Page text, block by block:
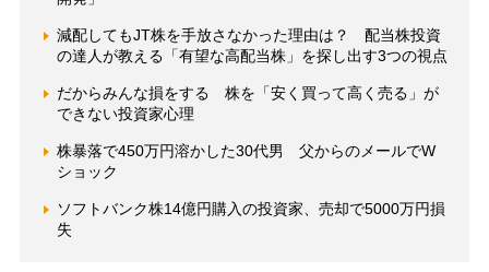
減配してもJT株を手放さなかった理由は？ 配当株投資
の達人が教える「有望な高配当株」を探し出す3つの視点
だからみんな損をする 株を「安く買って高く売る」が
できない投資家心理
株暴落で450万円溶かした30代男 父からのメールでW
ショック
ソフトバンク株14億円購入の投資家、売却で5000万円損
失